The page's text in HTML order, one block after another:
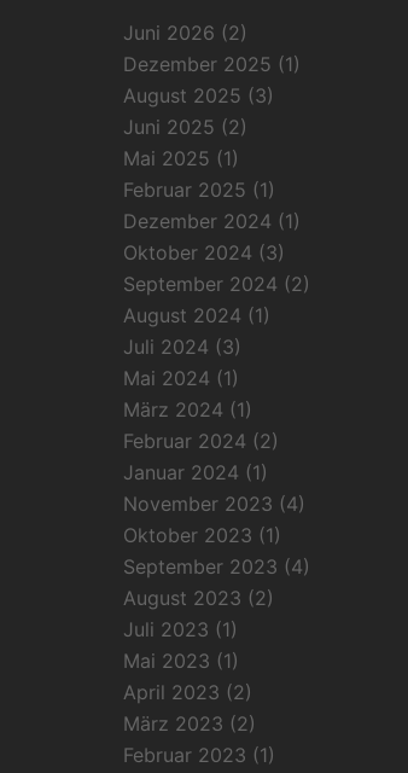
Juni 2026 (2)
Dezember 2025 (1)
August 2025 (3)
Juni 2025 (2)
Mai 2025 (1)
Februar 2025 (1)
Dezember 2024 (1)
Oktober 2024 (3)
September 2024 (2)
August 2024 (1)
Juli 2024 (3)
Mai 2024 (1)
März 2024 (1)
Februar 2024 (2)
Januar 2024 (1)
November 2023 (4)
Oktober 2023 (1)
September 2023 (4)
August 2023 (2)
Juli 2023 (1)
Mai 2023 (1)
April 2023 (2)
März 2023 (2)
Februar 2023 (1)